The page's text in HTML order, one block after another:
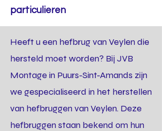
particulieren
Heeft u een hefbrug van Veylen die
hersteld moet worden? Bij JVB
Montage in Puurs-Sint-Amands zijn
we gespecialiseerd in het herstellen
van hefbruggen van Veylen. Deze
hefbruggen staan bekend om hun